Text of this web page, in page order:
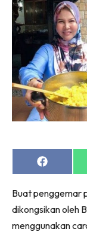
Share
on
Buat penggemar
dikongsikan oleh
menggunakan